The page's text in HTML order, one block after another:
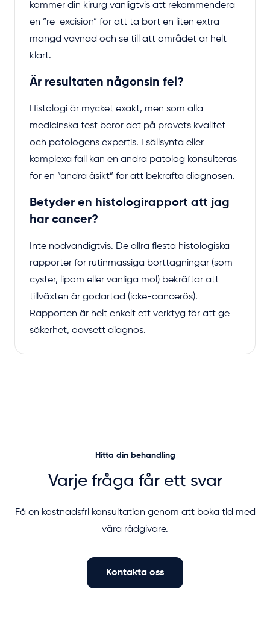
kommer din kirurg vanligtvis att rekommendera
en ”re-excision” för att ta bort en liten extra
mängd vävnad och se till att området är helt
klart.
Är resultaten någonsin fel?
Histologi är mycket exakt, men som alla
medicinska test beror det på provets kvalitet
och patologens expertis. I sällsynta eller
komplexa fall kan en andra patolog konsulteras
för en ”andra åsikt” för att bekräfta diagnosen.
Betyder en histologirapport att jag
har cancer?
Inte nödvändigtvis. De allra flesta histologiska
rapporter för rutinmässiga borttagningar (som
cyster, lipom eller vanliga mol) bekräftar att
tillväxten är godartad (icke-cancerös).
Rapporten är helt enkelt ett verktyg för att ge
säkerhet, oavsett diagnos.
Hitta din behandling
Varje fråga får ett svar
Få en kostnadsfri konsultation genom att boka tid med
våra rådgivare.
Kontakta oss